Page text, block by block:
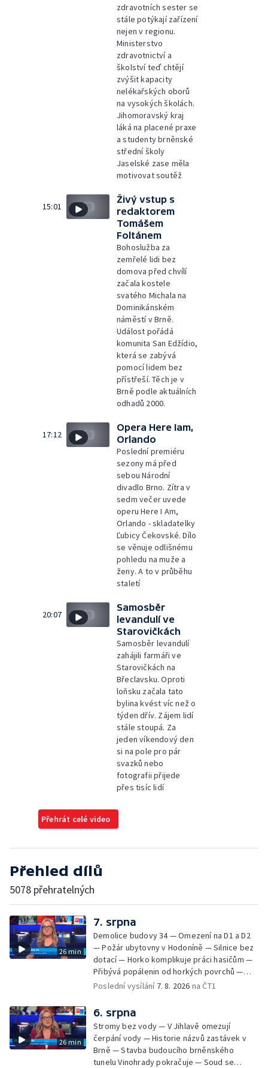
zdravotních sester se
stále potýkají zařízení
nejen v regionu.
Ministerstvo
zdravotnictví a
školství teď chtějí
zvýšit kapacity
nelékařských oborů
na vysokých školách.
Jihomoravský kraj
láká na placené praxe
a studenty brněnské
střední školy
Jaselské zase měla
motivovat soutěž
15:01
Živý vstup s
redaktorem
Tomášem
Foltánem
Bohoslužba za
zemřelé lidi bez
domova před chvílí
začala kostele
svatého Michala na
Dominikánském
náměstí v Brně.
Událost pořádá
komunita San Edžídio,
která se zabývá
pomocí lidem bez
přístřeší. Těch je v
Brně podle aktuálních
odhadů 2000.
17:12
Opera Here Iam,
Orlando
Poslední premiéru
sezony má před
sebou Národní
divadlo Brno. Zítra v
sedm večer uvede
operu Here I Am,
Orlando - skladatelky
Ľubicy Čekovské. Dílo
se věnuje odlišnému
pohledu na muže a
ženy. A to v průběhu
staletí
20:07
Samosběr
levandulí ve
Starovičkách
Samosběr levandulí
zahájili farmáři ve
Starovičkách na
Břeclavsku. Oproti
loňsku začala tato
bylina kvést víc než o
týden dřív. Zájem lidí
stále stoupá. Za
jeden víkendový den
si na pole pro pár
svazků nebo
fotografii přijede
přes tisíc lidí
Přehrát celé video
Přehled dílů
5078 přehratelných
26 min
7. srpna
Demolice budovy 34 — Omezení na D1 a D2
— Požár ubytovny v Hodoníně — Silnice bez
dotací — Horko komplikuje práci hasičům —
Přibývá popálenin od horkých povrchů —
Začíná prodej burčáku — Vedra komplikují
Poslední vysílání 7. 8. 2026 na ČT1
26 min
6. srpna
Stromy bez vody — V Jihlavě omezují
čerpání vody — Historie názvů zastávek v
Brně — Stavba budoucího brněnského
tunelu Vinohrady pokračuje — Soud se